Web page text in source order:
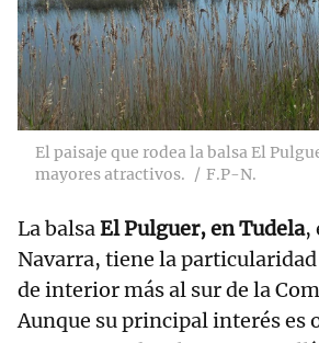
El paisaje que rodea la balsa El
mayores atractivos.
F.P-N.
La balsaEl Pulguer, en Tudela,
Navarra, tiene la particularidad
de interior más al sur de la
Aunque su principal interés es